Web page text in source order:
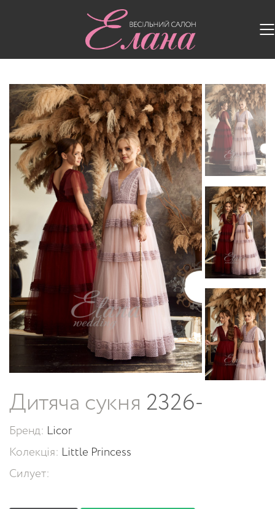
Дитячі сукні/Дитяча сукня 2326-
Дитяча сукня 2326-
Бренд: Licor
Колекція: Little Princess
Силует: